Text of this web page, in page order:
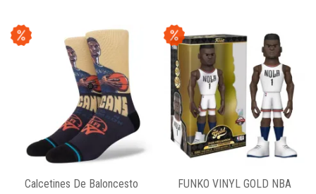
Calcetines De Baloncesto
FUNKO VINYL GOLD NBA